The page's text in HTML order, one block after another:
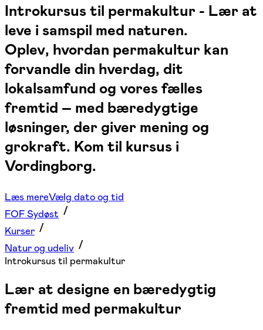
Introkursus til permakultur - Lær at
leve i samspil med naturen.
Oplev, hvordan permakultur kan
forvandle din hverdag, dit
lokalsamfund og vores fælles
fremtid – med bæredygtige
løsninger, der giver mening og
grokraft. Kom til kursus i
Vordingborg.
Læs mereVælg dato og tid
FOF Sydøst
Kurser
Natur og udeliv
Introkursus til permakultur
Lær at designe en bæredygtig
fremtid med permakultur